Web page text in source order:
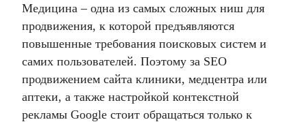
Медицина – одна из самых сложных ниш для
продвижения, к которой предъявляются
повышенные требования поисковых систем и
самих пользователей. Поэтому за SEO
продвижением сайта клиники, медцентра или
аптеки, а также настройкой контекстной
рекламы Google стоит обращаться только к